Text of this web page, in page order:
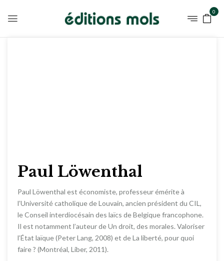
0
Paul Löwenthal
Paul Löwenthal est économiste, professeur émérite à
l’Université catholique de Louvain, ancien président du CIL,
le Conseil interdiocésain des laïcs de Belgique francophone.
Il est notamment l’auteur de Un droit, des morales. Valoriser
l’État laïque (Peter Lang, 2008) et de La liberté, pour quoi
faire ? (Montréal, Liber, 2011).